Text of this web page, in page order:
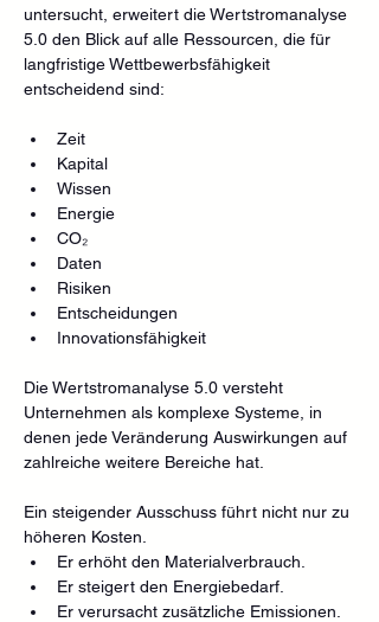
untersucht, erweitert die Wertstromanalyse
5.0 den Blick auf alle Ressourcen, die für
langfristige Wettbewerbsfähigkeit
entscheidend sind:
Zeit
Kapital
Wissen
Energie
CO₂
Daten
Risiken
Entscheidungen
Innovationsfähigkeit
Die Wertstromanalyse 5.0 versteht
Unternehmen als komplexe Systeme, in
denen jede Veränderung Auswirkungen auf
zahlreiche weitere Bereiche hat.
Ein steigender Ausschuss führt nicht nur zu
höheren Kosten.
Er erhöht den Materialverbrauch.
Er steigert den Energiebedarf.
Er verursacht zusätzliche Emissionen.